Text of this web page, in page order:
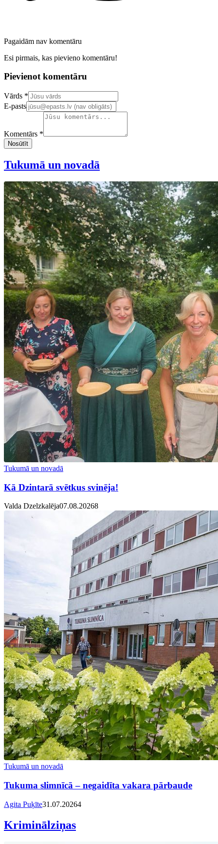
Pagaidām nav komentāru
Esi pirmais, kas pievieno komentāru!
Pievienot komentāru
Confirm your email address
Vārds *
E-pasts
Komentārs *
Nosūtīt
Tukumā un novadā
Tukumā un novadā
Kā Dzintarā svētkus svinēja!
Valda Dzelzkalēja07.08.20268
Tukumā un novadā
Tukuma slimnīcā – negaidīta vakara pārbaude
Agita Puķīte31.07.20264
Kriminālziņas